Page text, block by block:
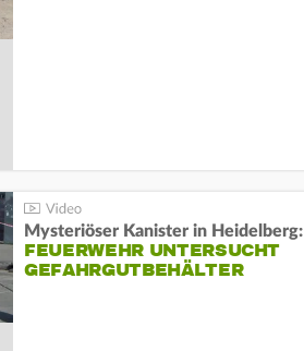
Mysteriöser Kanister in Heidelberg:
FEUERWEHR UNTERSUCHT
GEFAHRGUTBEHÄLTER